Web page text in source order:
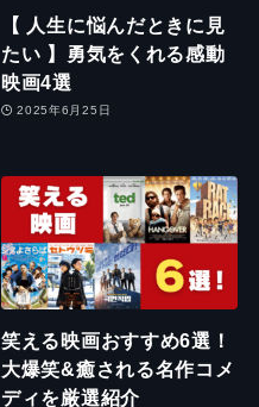
【 人生に悩んだときに見
たい 】勇気をくれる感動
映画4選
2025年6月25日
笑える映画おすすめ6選！
大爆笑&癒される名作コメ
ディを厳選紹介